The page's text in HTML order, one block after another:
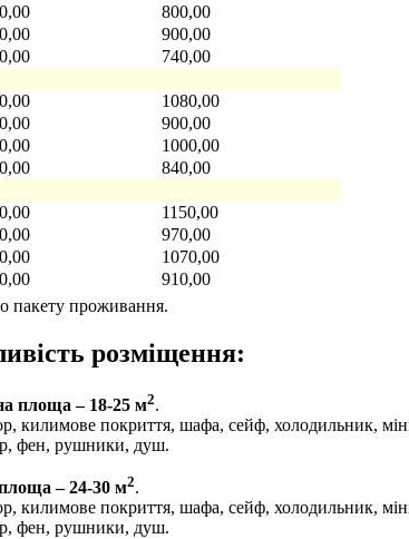
800,00
900,00
740,00
1080,00
900,00
1000,00
840,00
1150,00
970,00
1070,00
910,00
пакету проживання.
розміщення:
площа – 18-25 м2.
килимове покриття, шафа, сейф, холодильник,
фен, рушники, душ.
– 24-30 м2.
килимове покриття, шафа, сейф, холодильник,
фен, рушники, душ.